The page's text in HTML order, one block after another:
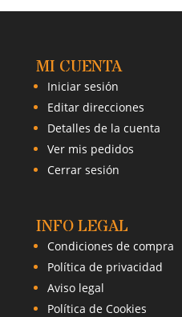
MI CUENTA
Iniciar sesión
Editar direcciones
Detalles de la cuenta
Ver mis pedidos
Cerrar sesión
INFO LEGAL
Condiciones de compra
Política de privacidad
Aviso legal
Política de Cookies